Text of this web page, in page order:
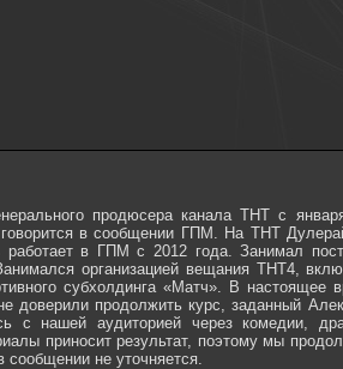
продюсера канала ТНТ с
в сообщении ГПМ. На ТНТ
работает в ГПМ с 2012 года. Занимал пост
организацией вещания ТНТ4,
субхолдинга «Матч». В настоящее
доверили продолжить курс, заданный
с нашей аудиторией через комедии,
приносит результат, поэтому мы
не уточняется.